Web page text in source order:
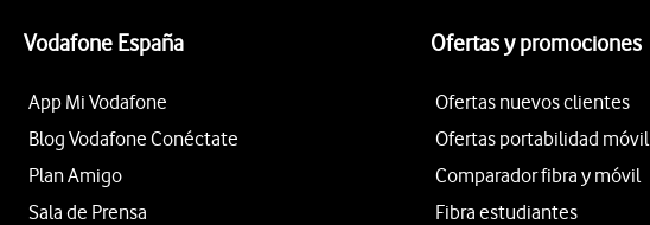
Vodafone España
App Mi Vodafone
Blog Vodafone Conéctate
Plan Amigo
Sala de Prensa
Ofertas y promociones
Ofertas nuevos clientes
Ofertas portabilidad móvil
Comparador fibra y móvil
Fibra estudiantes